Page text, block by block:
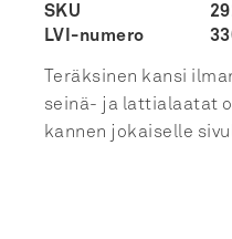
SKU
LVI-numero
Teräksinen kansi
seinä- ja lattialaatat
kannen jokaiselle